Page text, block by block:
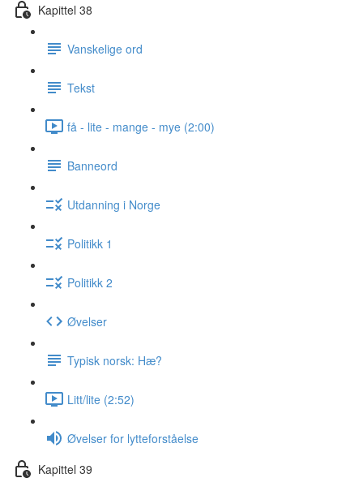
Kapittel 38
Vanskelige ord
Tekst
få - lite - mange - mye (2:00)
Banneord
Utdanning i Norge
Politikk 1
Politikk 2
Øvelser
Typisk norsk: Hæ?
Litt/lite (2:52)
Øvelser for lytteforståelse
Kapittel 39